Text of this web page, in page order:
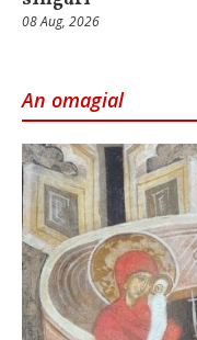
08 Aug, 2026
An omagial